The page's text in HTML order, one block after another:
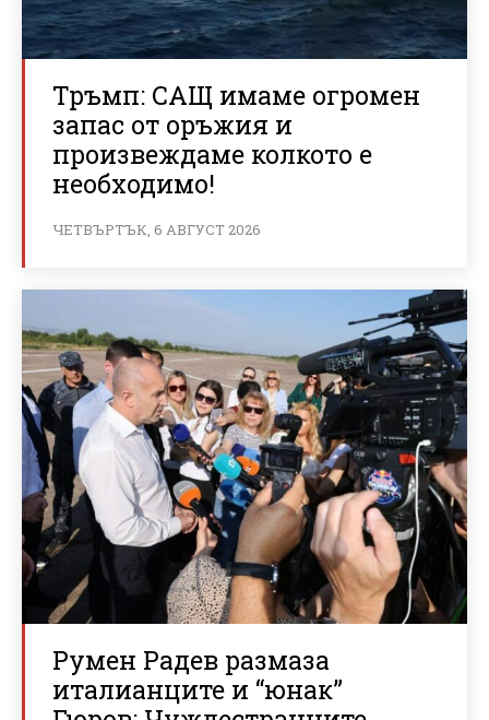
Тръмп: САЩ имаме огромен
запас от оръжия и
произвеждаме колкото е
необходимо!
ЧЕТВЪРТЪК, 6 АВГУСТ 2026
Румен Радев размаза
италианците и “юнак”